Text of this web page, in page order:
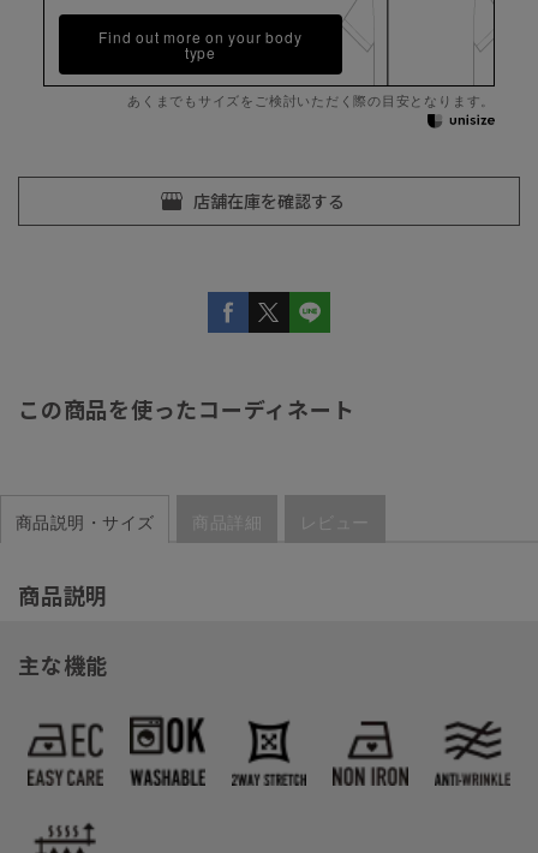
Find out more on your body
type
あくまでもサイズをご検討いただく際の目安となります。
この商品を使ったコーディネート
商品説明・サイズ 商品詳細 レビュー
商品説明
主な機能